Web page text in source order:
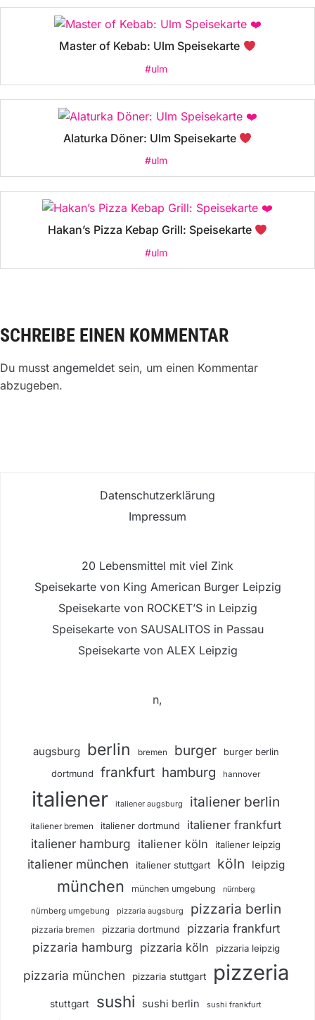
Master of Kebab: Ulm Speisekarte
#ulm
Alaturka Döner: Ulm Speisekarte
#ulm
Hakan’s Pizza Kebap Grill: Speisekarte
#ulm
SCHREIBE EINEN KOMMENTAR
Du musst angemeldet sein, um einen Kommentar
abzugeben.
Datenschutzerklärung
Impressum
20 Lebensmittel mit viel Zink
Speisekarte von King American Burger Leipzig
Speisekarte von ROCKET’S in Leipzig
Speisekarte von SAUSALITOS in Passau
Speisekarte von ALEX Leipzig
n,
augsburg berlin bremen burger burger berlin
dortmund frankfurt hamburg hannover
italiener italiener augsburg italiener berlin
italiener bremen italiener dortmund italiener frankfurt
italiener hamburg italiener köln italiener leipzig
italiener münchen italiener stuttgart köln leipzig
münchen münchen umgebung nürnberg
nürnberg umgebung pizzaria augsburg pizzaria berlin
pizzaria bremen pizzaria dortmund pizzaria frankfurt
pizzaria hamburg pizzaria köln pizzaria leipzig
pizzaria münchen pizzaria stuttgart pizzeria
stuttgart sushi sushi berlin sushi frankfurt